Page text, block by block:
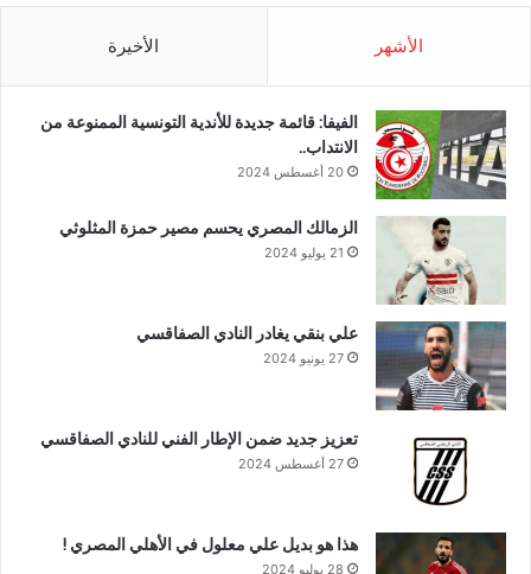
الأشهر الأخيرة
الفيفا: قائمة جديدة للأندية التونسية الممنوعة من
الانتداب..
20 أغسطس 2024
الزمالك المصري يحسم مصير حمزة المثلوثي
21 يوليو 2024
علي بنقي يغادر النادي الصفاقسي
27 يونيو 2024
تعزيز جديد ضمن الإطار الفني للنادي الصفاقسي
27 أغسطس 2024
هذا هو بديل علي معلول في الأهلي المصري !
28 يوليو 2024